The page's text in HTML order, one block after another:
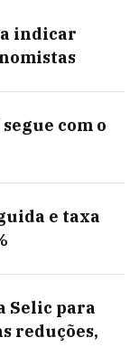
indicar
com o
e taxa
Selic para
reduções,